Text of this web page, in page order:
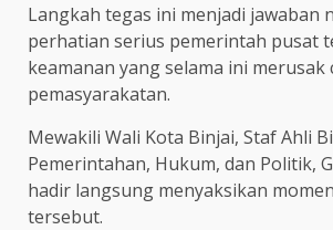
Langkah tegas ini menjadi jawaban
perhatian serius pemerintah pusat
keamanan yang selama ini merusak
pemasyarakatan.
Mewakili Wali Kota Binjai, Staf Ahli
Pemerintahan, Hukum, dan Politik,
hadir langsung menyaksikan
tersebut.